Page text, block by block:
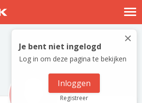
Nostalgische verhalen
Log in
Meld je gratis aan
×
Je bent niet ingelogd
Log in om deze pagina te bekijken
Inloggen
Registreer